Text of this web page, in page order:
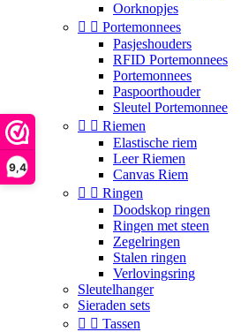
9,4
Oorknopjes
  Portemonnees
Pasjeshouders
RFID Portemonnees
Portemonnees
Paspoorthouder
Sleutel Portemonnee
  Riemen
Elastische riem
Leer Riemen
Canvas Riem
  Ringen
Doodskop ringen
Ringen met steen
Zegelringen
Stalen ringen
Verlovingsring
Sleutelhanger
Sieraden sets
  Tassen